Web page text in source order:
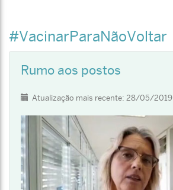
#VacinarParaNãoVoltar
Rumo aos postos
Detalhes
Atualização mais recente: 28/05/2019